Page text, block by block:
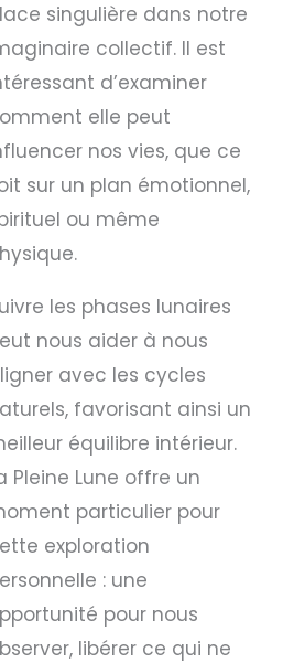
singulière dans notre
collectif. Il est
d’examiner
elle peut
nos vies, que ce
sur un plan émotionnel,
ou même
les phases lunaires
nous aider à nous
avec les cycles
favorisant ainsi un
équilibre intérieur.
Pleine Lune offre un
particulier pour
exploration
: une
pour nous
libérer ce qui ne